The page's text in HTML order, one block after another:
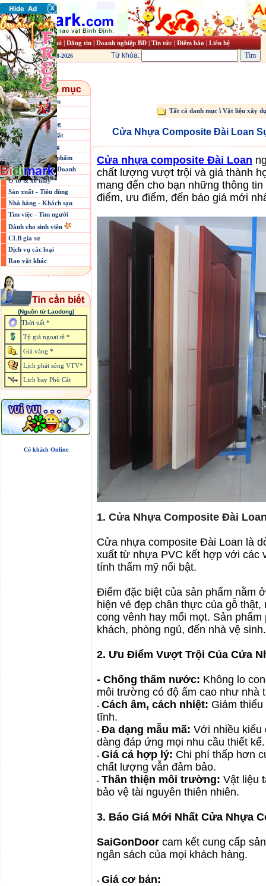
Trang chủ|Đăng tin|Doanh nghiệp BĐ|Tin tức|Điểm báo |Liên hệ
Thứ năm, 06-08-2026 Từ khóa:
Máy tính linh kiện
Điện tử điện máy
Điện thoại di động
Thị trường nhà đất
Vật liệu xây dựng
Thời trang - Mỹ phẩm
Các ngành Kinh Doanh
Ô tô & xe máy
Sản xuất - Tiêu dùng
Nhà hàng - Khách sạn
Tìm việc - Tìm người
Dành cho sinh viên
CLB gia sư
Dịch vụ các loại
Rao vặt khác
(Nguồn từ Laodong)
Thời tiết *
Tỷ giá ngoại tệ *
Giá vàng *
Lịch phát sóng VTV*
Lịch bay Phù Cát
Có khách Online
Tất cả danh mục \Vật liệu xây
Cửa Nhựa Composite Đài Loan
Cửa nhựa composite Đài Loan
chất lượng vượt trội và giá thành
mang đến cho bạn những thông
điểm, ưu điểm, đến báo giá mới
1. Cửa Nhựa Composite Đài
Cửa nhựa composite Đài Loan là
xuất từ nhựa PVC kết hợp với các
tính thẩm mỹ nổi bật.
Điểm đặc biệt của sản phẩm nằm
hiện vẻ đẹp chân thực của gỗ
cong vênh hay mối mọt. Sản
khách, phòng ngủ, đến nhà vệ sinh.
2. Ưu Điểm Vượt Trội Của Cửa
- Chống thấm nước: Không lo
môi trường có độ ẩm cao như nhà
- Cách âm, cách nhiệt: Giảm
tĩnh.
- Đa dạng mẫu mã: Với nhiều kiểu
dàng đáp ứng mọi nhu cầu thiết kế.
- Giá cả hợp lý: Chi phí thấp hơn
chất lượng vẫn đảm bảo.
- Thân thiện môi trường: Vật liệu
bảo vệ tài nguyên thiên nhiên.
3. Báo Giá Mới Nhất Cửa Nhựa
SaiGonDoor cam kết cung cấp
ngân sách của mọi khách hàng.
- Giá cơ bản: